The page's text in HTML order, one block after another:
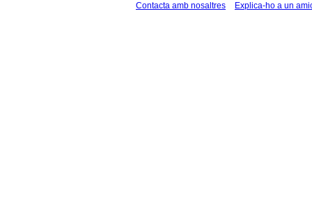
Contacta amb nosaltres Explica-ho a un